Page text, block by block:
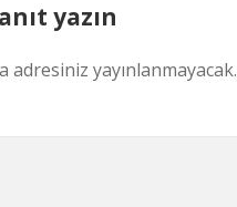
yazın
adresiniz yayınlanmayacak.